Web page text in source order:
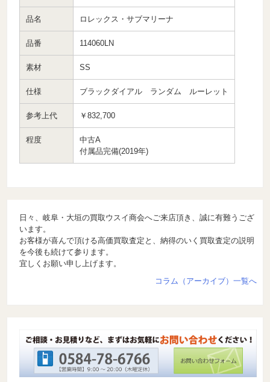
品名 ロレックス・サブマリーナ
品番 114060LN
素材 SS
仕様 ブラックダイアル ランダム ルーレット
参考上代 ￥832,700
程度
中古A
付属品完備(2019年)
日々、岐阜・大垣の買取ウスイ商会へご来店頂き、誠に有難うござ
います。
お客様が喜んで頂ける高価買取査定と、納得のいく買取査定の説明
を今後も続けて参ります。
宜しくお願い申し上げます。
コラム（アーカイブ）一覧へ